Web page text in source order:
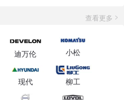
查看更多
迪万伦 小松
现代 柳工